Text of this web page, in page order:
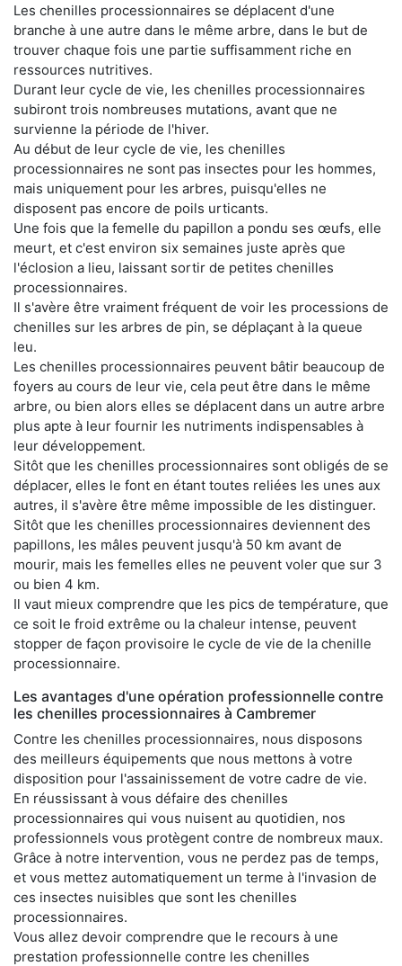
Les chenilles processionnaires se déplacent d'une
branche à une autre dans le même arbre, dans le but de
trouver chaque fois une partie suffisamment riche en
ressources nutritives.
Durant leur cycle de vie, les chenilles processionnaires
subiront trois nombreuses mutations, avant que ne
survienne la période de l'hiver.
Au début de leur cycle de vie, les chenilles
processionnaires ne sont pas insectes pour les hommes,
mais uniquement pour les arbres, puisqu'elles ne
disposent pas encore de poils urticants.
Une fois que la femelle du papillon a pondu ses œufs, elle
meurt, et c'est environ six semaines juste après que
l'éclosion a lieu, laissant sortir de petites chenilles
processionnaires.
Il s'avère être vraiment fréquent de voir les processions de
chenilles sur les arbres de pin, se déplaçant à la queue
leu.
Les chenilles processionnaires peuvent bâtir beaucoup de
foyers au cours de leur vie, cela peut être dans le même
arbre, ou bien alors elles se déplacent dans un autre arbre
plus apte à leur fournir les nutriments indispensables à
leur développement.
Sitôt que les chenilles processionnaires sont obligés de se
déplacer, elles le font en étant toutes reliées les unes aux
autres, il s'avère être même impossible de les distinguer.
Sitôt que les chenilles processionnaires deviennent des
papillons, les mâles peuvent jusqu'à 50 km avant de
mourir, mais les femelles elles ne peuvent voler que sur 3
ou bien 4 km.
Il vaut mieux comprendre que les pics de température, que
ce soit le froid extrême ou la chaleur intense, peuvent
stopper de façon provisoire le cycle de vie de la chenille
processionnaire.
Les avantages d'une opération professionnelle contre
les chenilles processionnaires à Cambremer
Contre les chenilles processionnaires, nous disposons
des meilleurs équipements que nous mettons à votre
disposition pour l'assainissement de votre cadre de vie.
En réussissant à vous défaire des chenilles
processionnaires qui vous nuisent au quotidien, nos
professionnels vous protègent contre de nombreux maux.
Grâce à notre intervention, vous ne perdez pas de temps,
et vous mettez automatiquement un terme à l'invasion de
ces insectes nuisibles que sont les chenilles
processionnaires.
Vous allez devoir comprendre que le recours à une
prestation professionnelle contre les chenilles